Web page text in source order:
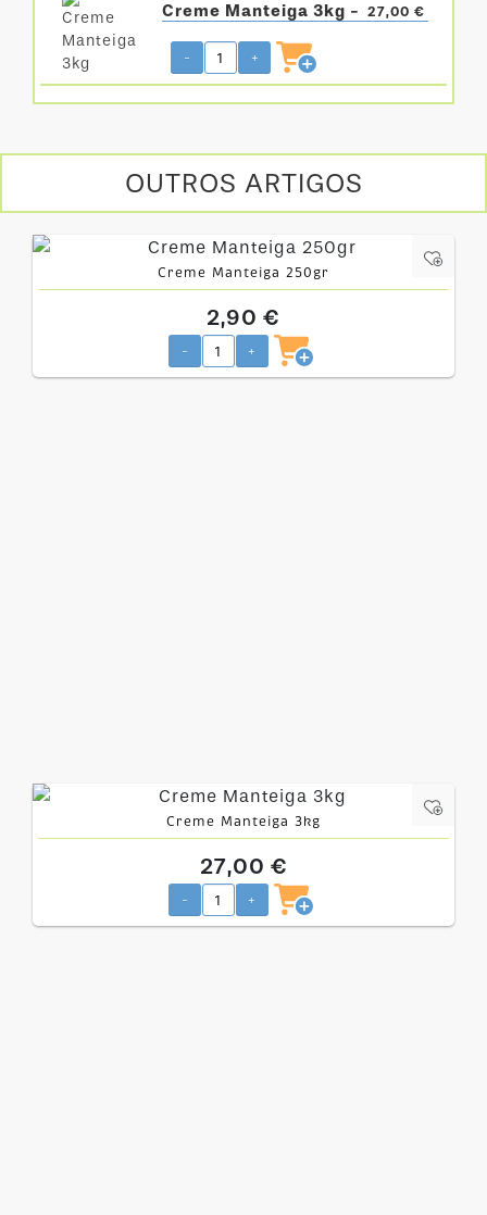
Creme Manteiga 3kg - 27,00 €
- +
OUTROS ARTIGOS
Creme Manteiga 250gr
2,90 €
- +
Creme Manteiga 3kg
27,00 €
- +